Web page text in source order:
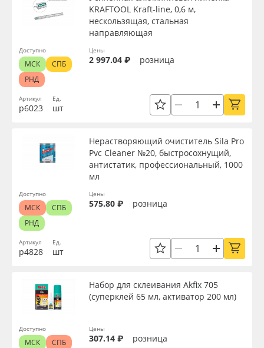
Артикул
р6023
KRAFTOOL Kraft-line, 0,6 м,
нескользящая, стальная
направляющая
Ед.
шт
Цены
2 997.04 ₽ розница
Доступно
МСК
СПБ
РНД
Артикул
р4828
Нерастворяющий очиститель Sila Pro
Pvc Cleaner №20, быстросохнущий,
антистатик, профессиональный, 1000
мл
Ед.
шт
Цены
575.80 ₽ розница
Доступно
МСК
СПБ
РНД
Набор для склеивания Akfix 705
(суперклей 65 мл, активатор 200 мл)
Цены
307.14 ₽ розница
Доступно
МСК
СПБ